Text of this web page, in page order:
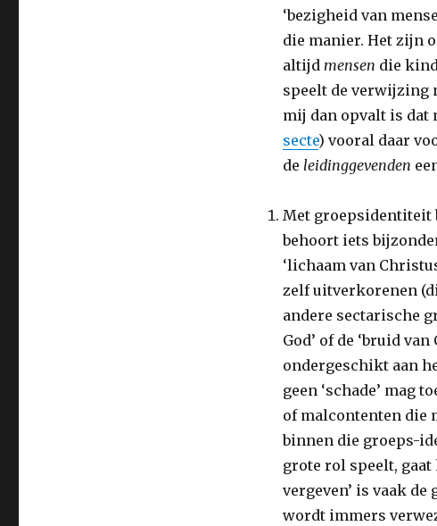
‘bezigheid van
die manier. Het zijn
altijd mensen die
speelt de verwijzing
mij dan opvalt is
secte) vooral daar
de leidinggevenden
Met groepsidentiteit
behoort iets
‘lichaam van
zelf uitverkorenen
andere sectarische
God’ of de ‘bruid
ondergeschikt aan
geen ‘schade’ mag
of malcontenten die
binnen die groeps-
grote rol speelt, gaat
vergeven’ is vaak
wordt immers